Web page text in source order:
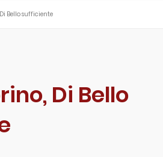
Bello sufficiente
Di Bello